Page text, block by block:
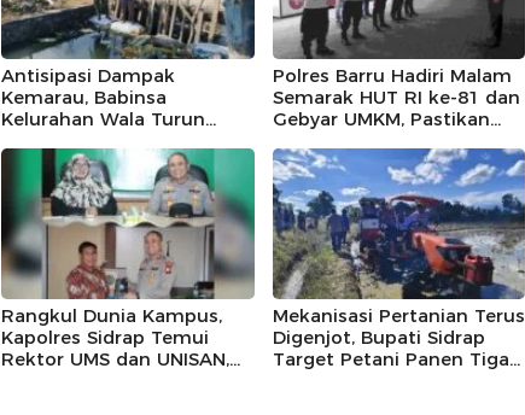
Antisipasi Dampak
Kemarau, Babinsa
Kelurahan Wala Turun
Tanaman Padi
Polres Barru Hadiri Malam
Semarak HUT RI ke-81 dan
Gebyar UMKM, Pastikan
Aman dan Kondusif
Rangkul Dunia Kampus,
Kapolres Sidrap Temui
Rektor UMS dan UNISAN,
Mekanisasi Pertanian Terus
Digenjot, Bupati Sidrap
Target Petani Panen Tiga